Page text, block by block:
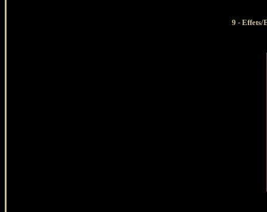
9 - Effets/